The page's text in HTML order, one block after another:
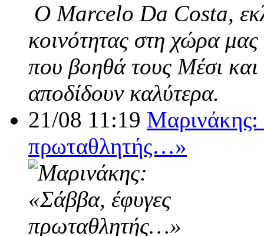
Ο Marcelo Da Costa,
κοινότητας στη χώρα
που βοηθά τους Μέσι και
αποδίδουν καλύτερα.
21/08 11:19 Μαρινάκης:
πρωταθλητής…»